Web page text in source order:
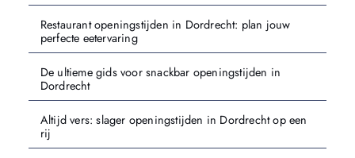
Restaurant openingstijden in Dordrecht: plan jouw
perfecte eetervaring
De ultieme gids voor snackbar openingstijden in
Dordrecht
Altijd vers: slager openingstijden in Dordrecht op een
rij